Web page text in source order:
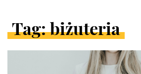
Tag: biżuteria